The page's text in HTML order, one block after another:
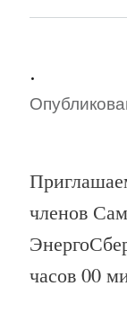
.
членов
часов 00